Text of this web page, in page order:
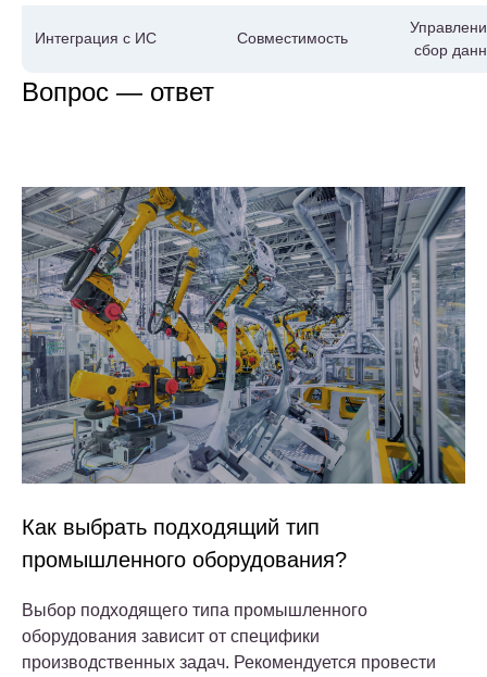
Интеграция с ИС Совместимость
сбор
Вопрос — ответ
Как выбрать подходящий тип
промышленного оборудования?
Выбор подходящего типа промышленного
оборудования зависит от специфики
производственных задач. Рекомендуется провести